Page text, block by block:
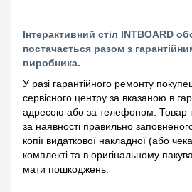
Інтерактивний стіл INTBOARD
постачається разом з
виробника.
У разі гарантійного ремонту
сервісного центру за вказаною в
адресою або за телефоном. Товар
за наявності правильно
копії видаткової накладної (або
комплекті та в оригінальному
мати пошкоджень.